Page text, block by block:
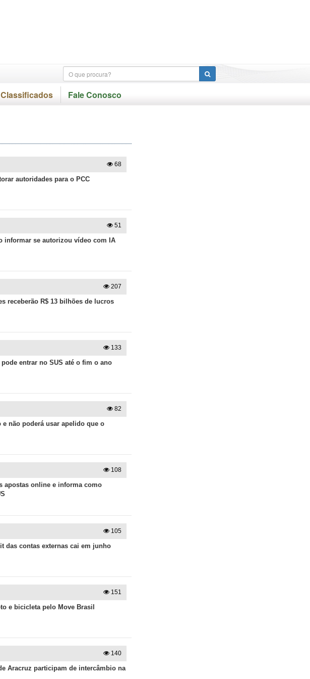
Classificados Fale Conosco
68
autoridades para o PCC
51
informar se autorizou vídeo com IA
207
receberão R$ 13 bilhões de lucros
133
entrar no SUS até o fim o ano
82
e não poderá usar apelido que o
108
apostas online e informa como
105
das contas externas cai em junho
151
e bicicleta pelo Move Brasil
140
Aracruz participam de intercâmbio na